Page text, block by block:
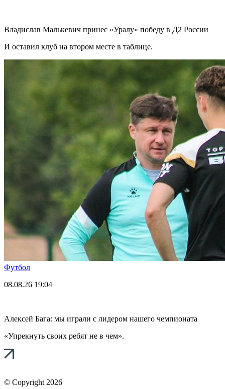
Владислав Малькевич принес «Уралу» победу в Д2 России
И оставил клуб на втором месте в таблице.
Футбол
08.08.26 19:04
Алексей Бага: мы играли с лидером нашего чемпионата
«Упрекнуть своих ребят не в чем».
© Copyright 2026